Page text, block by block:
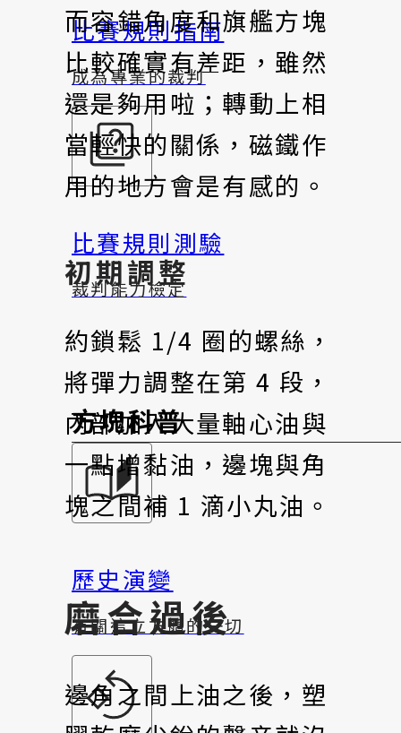
比賽規則指南
成為專業的裁判
比賽規則測驗
裁判能力檢定
方塊科普
歷史演變
有關這立方體的一切
而容錯角度和旗艦方塊
比較確實有差距，雖然
還是夠用啦；轉動上相
當輕快的關係，磁鐵作
用的地方會是有感的。
初期調整
約鎖鬆 1/4 圈的螺絲，
將彈力調整在第 4 段，
內部加入大量軸心油與
一點增黏油，邊塊與角
塊之間補 1 滴小丸油。
磨合過後
邊角之間上油之後，塑